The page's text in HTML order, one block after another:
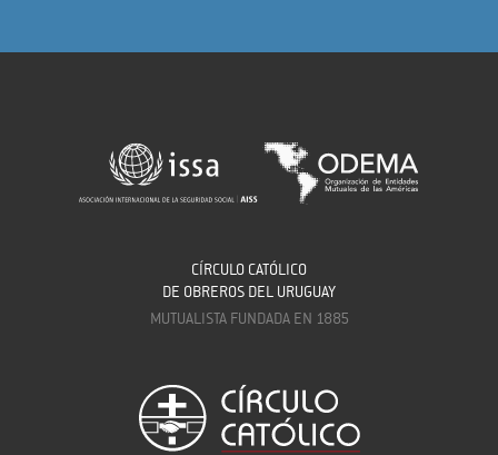
CÍRCULO CATÓLICO
DE OBREROS DEL URUGUAY
MUTUALISTA FUNDADA EN 1885